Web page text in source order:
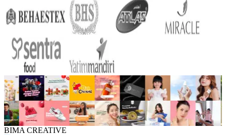
BIMA CREATIVE